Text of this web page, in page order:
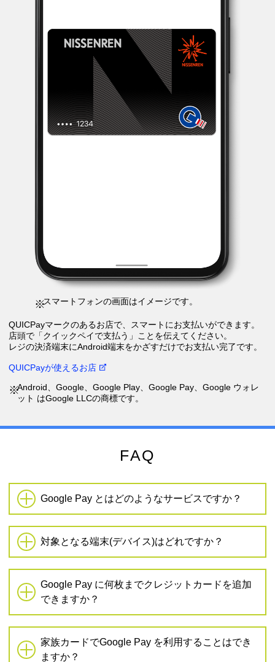
スマートフォンの画面はイメージです。
QUICPayマークのあるお店で、スマートにお支払いができます。
店頭で「クイックペイで支払う」ことを伝えてください。
レジの決済端末にAndroid端末をかざすだけでお支払い完了です。
QUICPayが使えるお店
Android、Google、Google Play、Google Pay、Google ウォレ
ット はGoogle LLCの商標です。
FAQ
Google Pay とはどのようなサービスですか？
対象となる端末(デバイス)はどれですか？
Google Pay に何枚までクレジットカードを追加
できますか？
家族カードでGoogle Pay を利用することはでき
ますか？